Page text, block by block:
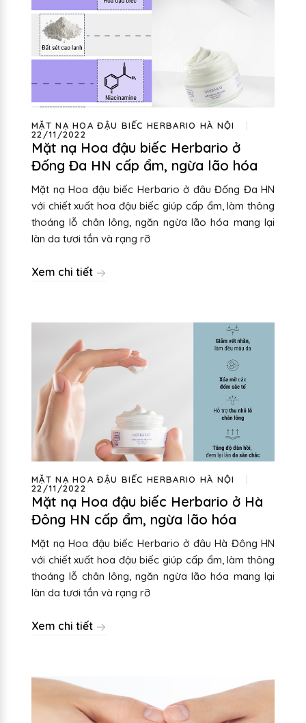
MẶT NẠ HOA ĐẬU BIẾC HERBARIO HÀ NỘI
22/11/2022
Mặt nạ Hoa đậu biếc Herbario ở
Đống Đa HN cấp ẩm, ngừa lão hóa
Mặt nạ Hoa đậu biếc Herbario ở đâu Đống Đa HN
với chiết xuất hoa đậu biếc giúp cấp ẩm, làm thông
thoáng lỗ chân lông, ngăn ngừa lão hóa mang lại
làn da tươi tắn và rạng rỡ
Xem chi tiết
MẶT NẠ HOA ĐẬU BIẾC HERBARIO HÀ NỘI
22/11/2022
Mặt nạ Hoa đậu biếc Herbario ở Hà
Đông HN cấp ẩm, ngừa lão hóa
Mặt nạ Hoa đậu biếc Herbario ở đâu Hà Đông HN
với chiết xuất hoa đậu biếc giúp cấp ẩm, làm thông
thoáng lỗ chân lông, ngăn ngừa lão hóa mang lại
làn da tươi tắn và rạng rỡ
Xem chi tiết